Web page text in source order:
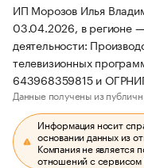
ИП Морозов Илья
03.04.2026, в регионе
деятельности:
телевизионных
643968359815 и
Данные получены из
Информация носит
основании данных из
Компания не является
отношений с сервисом